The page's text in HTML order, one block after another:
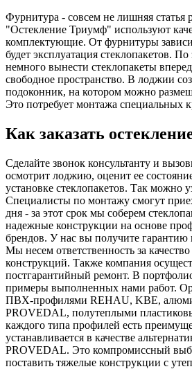
Фурнитура - совсем не лишняя статья
"Остекление Триумф" используют
комплектующие. От фурнитуры
будет эксплуатация стеклопакетов.
немного вынести стеклопакеты
свободное пространство. В лоджии
подоконник, на котором можно
Это потребует монтажа специальных
Как заказать
Сделайте звонок консультанту и
осмотрит лоджию, оценит ее
установке стеклопакетов. Так можно
Специалисты по монтажу смогут
дня - за этот срок мы соберем
надежные конструкции на основе
брендов. У нас вы получите гарантию
Мы несем ответственность за
конструкций. Также компания
постгарантийный ремонт. В
примеры выполненных нами работ.
ПВХ-профилями REHAU, KBE,
PROVEDAL, полутеплыми
каждого типа профилей есть
устанавливается в качестве
PROVEDAL. Это компромиссный
поставить тяжелые конструкции с